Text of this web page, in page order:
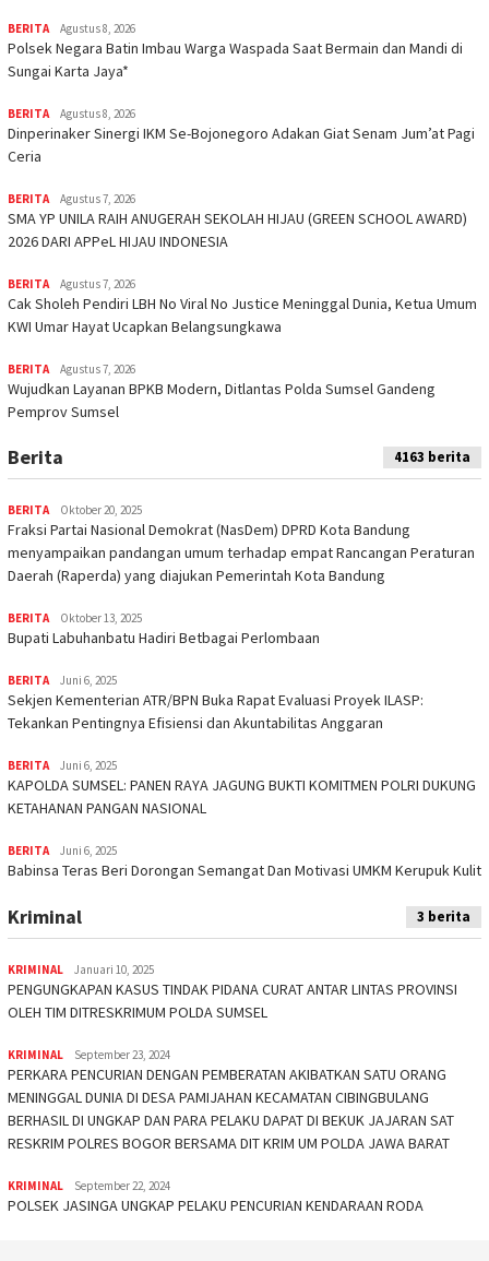
BERITA Agustus 8, 2026
Polsek Negara Batin Imbau Warga Waspada Saat Bermain dan Mandi di
Sungai Karta Jaya*
BERITA Agustus 8, 2026
Dinperinaker Sinergi IKM Se-Bojonegoro Adakan Giat Senam Jum’at Pagi
Ceria
BERITA Agustus 7, 2026
SMA YP UNILA RAIH ANUGERAH SEKOLAH HIJAU (GREEN SCHOOL AWARD)
2026 DARI APPeL HIJAU INDONESIA
BERITA Agustus 7, 2026
Cak Sholeh Pendiri LBH No Viral No Justice Meninggal Dunia, Ketua Umum
KWI Umar Hayat Ucapkan Belangsungkawa
BERITA Agustus 7, 2026
Wujudkan Layanan BPKB Modern, Ditlantas Polda Sumsel Gandeng
Pemprov Sumsel
Berita 4163 berita
BERITA Oktober 20, 2025
Fraksi Partai Nasional Demokrat (NasDem) DPRD Kota Bandung
menyampaikan pandangan umum terhadap empat Rancangan Peraturan
Daerah (Raperda) yang diajukan Pemerintah Kota Bandung
BERITA Oktober 13, 2025
Bupati Labuhanbatu Hadiri Betbagai Perlombaan
BERITA Juni 6, 2025
Sekjen Kementerian ATR/BPN Buka Rapat Evaluasi Proyek ILASP:
Tekankan Pentingnya Efisiensi dan Akuntabilitas Anggaran
BERITA Juni 6, 2025
KAPOLDA SUMSEL: PANEN RAYA JAGUNG BUKTI KOMITMEN POLRI DUKUNG
KETAHANAN PANGAN NASIONAL
BERITA Juni 6, 2025
Babinsa Teras Beri Dorongan Semangat Dan Motivasi UMKM Kerupuk Kulit
Kriminal 3 berita
KRIMINAL Januari 10, 2025
PENGUNGKAPAN KASUS TINDAK PIDANA CURAT ANTAR LINTAS PROVINSI
OLEH TIM DITRESKRIMUM POLDA SUMSEL
KRIMINAL September 23, 2024
PERKARA PENCURIAN DENGAN PEMBERATAN AKIBATKAN SATU ORANG
MENINGGAL DUNIA DI DESA PAMIJAHAN KECAMATAN CIBINGBULANG
BERHASIL DI UNGKAP DAN PARA PELAKU DAPAT DI BEKUK JAJARAN SAT
RESKRIM POLRES BOGOR BERSAMA DIT KRIM UM POLDA JAWA BARAT
KRIMINAL September 22, 2024
POLSEK JASINGA UNGKAP PELAKU PENCURIAN KENDARAAN RODA